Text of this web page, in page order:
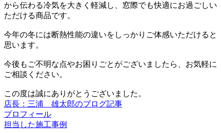
から伝わる冷気を大きく軽減し、窓際でも快適にお過ごしい
ただける商品です。
今年の冬には断熱性能の違いをしっかりご体感いただけると
思います。
今後もご不明な点やお困りごとがございましたら、お気軽に
ご相談ください。
この度は誠にありがとうございました。
店長：三浦 雄太郎のブログ記事
プロフィール
担当した施工事例